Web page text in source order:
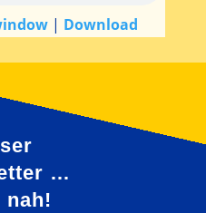
| Download
…
nah!